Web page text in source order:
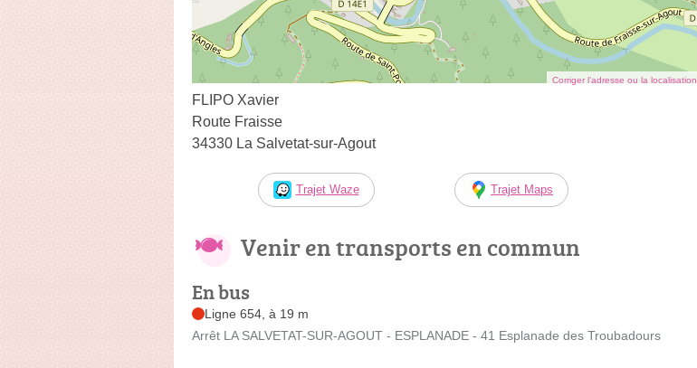
Corriger l’adresse ou la localisation
FLIPO Xavier
Route Fraisse
34330 La Salvetat-sur-Agout
Trajet Waze Trajet Maps
Venir en transports en commun
En bus
Ligne 654, à 19 m
Arrêt LA SALVETAT-SUR-AGOUT - ESPLANADE - 41 Esplanade des Troubadours